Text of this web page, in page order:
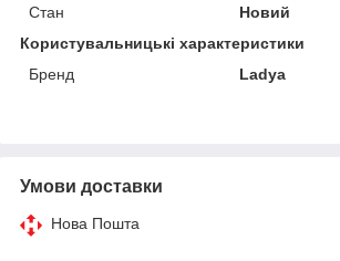
Стан
Новий
Користувальницькі характеристики
Бренд
Ladya
Умови доставки
Нова Пошта